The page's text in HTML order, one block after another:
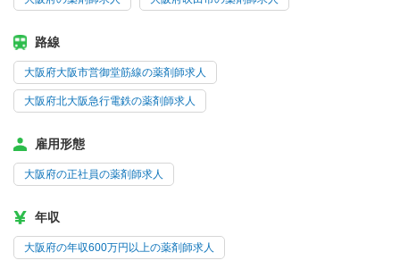
路線
大阪府大阪市営御堂筋線の薬剤師求人
大阪府北大阪急行電鉄の薬剤師求人
雇用形態
大阪府の正社員の薬剤師求人
年収
大阪府の年収600万円以上の薬剤師求人